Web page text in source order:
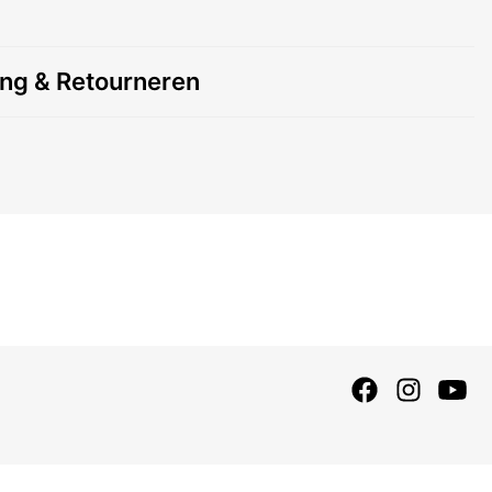
& Retourneren